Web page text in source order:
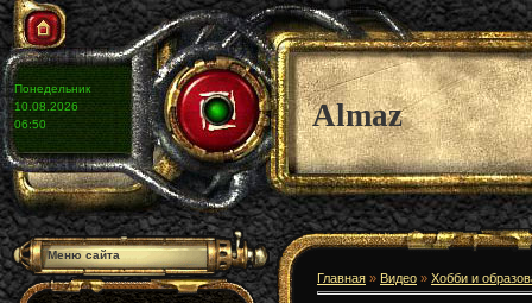
Понедельник
10.08.2026
06:50
Almaz
Меню сайта
Главная » Видео » Хобби и